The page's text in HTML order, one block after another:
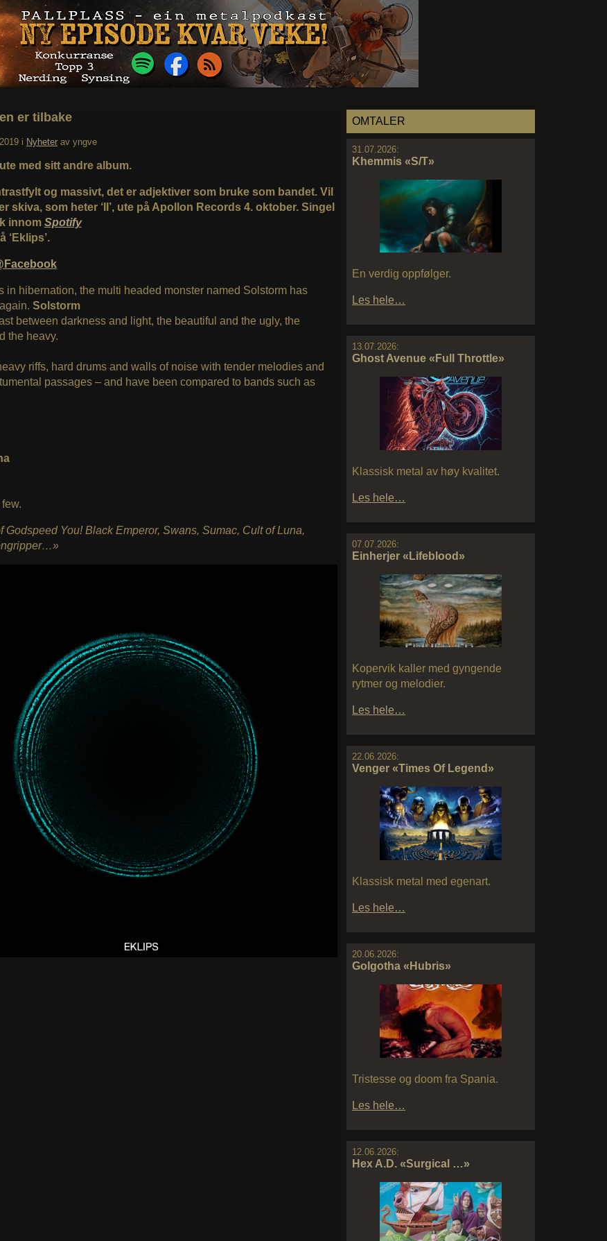
OMTALER
31.07.2026:
Khemmis «S/T»
En verdig oppfølger.
Les hele…
13.07.2026:
Ghost Avenue «Full Throttle»
Klassisk metal av høy kvalitet.
Les hele…
07.07.2026:
Einherjer «Lifeblood»
Kopervik kaller med gyngende
rytmer og melodier.
Les hele…
22.06.2026:
Venger «Times Of Legend»
Klassisk metal med egenart.
Les hele…
20.06.2026:
Golgotha «Hubris»
Tristesse og doom fra Spania.
Les hele…
12.06.2026:
Hex A.D. «Surgical …»
er tilbake
i Nyheter av yngve
med sitt andre album.
og massivt, det er adjektiver som bruke som bandet. Vil
skiva, som heter ‘II’, ute på Apollon Records 4. oktober. Singel
innom Spotify
‘Eklips’.
in hibernation, the multi headed monster named Solstorm has
Solstorm
between darkness and light, the beautiful and the ugly, the
the heavy.
riffs, hard drums and walls of noise with tender melodies and
passages – and have been compared to bands such as
Godspeed You! Black Emperor, Swans, Sumac, Cult of Luna,